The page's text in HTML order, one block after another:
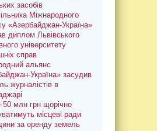
засобів
Міжнародного
«Азербайджан-Україна»
диплом Львівського
університету
справ
альянс
Україна» засудив
журналістів в
млн грн щорічно
місцеві ради
за оренду земель